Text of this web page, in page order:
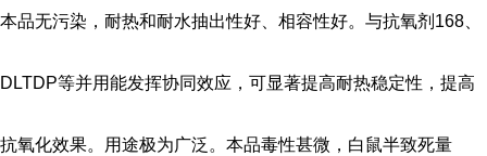
本品无污染，耐热和耐水抽出性好、相容性好。与抗氧剂168、
DLTDP等并用能发挥协同效应，可显著提高耐热稳定性，提高
抗氧化效果。用途极为广泛。本品毒性甚微，白鼠半致死量